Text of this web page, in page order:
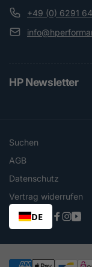
+49 (0) 6291
HP Newsletter
Suchen
AGB
Datenschutz
Vertrag widerrufen
DE